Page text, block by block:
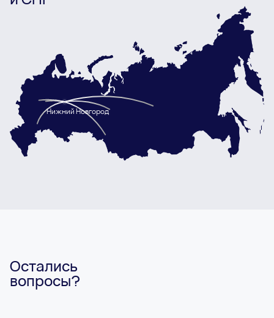
Нижний Новгород
Остались
вопросы?